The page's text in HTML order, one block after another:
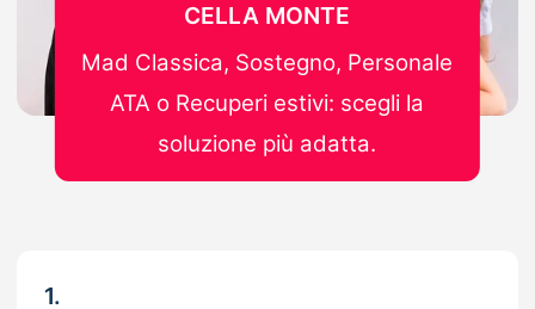
1.
CELLA MONTE
Mad Classica, Sostegno, Personale
ATA o Recuperi estivi: scegli la
soluzione più adatta.